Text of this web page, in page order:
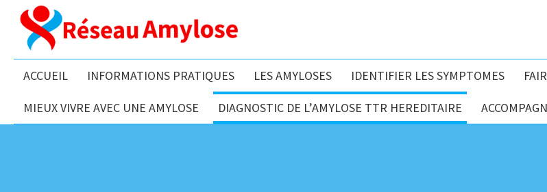
ACCUEIL INFORMATIONS PRATIQUES LES AMYLOSES IDENTIFIER LES SYMPTOMES
MIEUX VIVRE AVEC UNE AMYLOSE DIAGNOSTIC DE L’AMYLOSE TTR HEREDITAIRE